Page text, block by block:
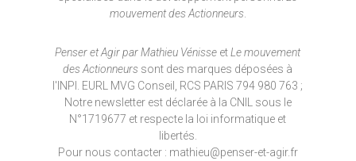
mouvement des Actionneurs.
Penser et Agir par Mathieu Vénisse et Le mouvement
des Actionneurs sont des marques déposées à
l'INPI. EURL MVG Conseil, RCS PARIS 794 980 763 ;
Notre newsletter est déclarée à la CNIL sous le
N°1719677 et respecte la loi informatique et
libertés.
Pour nous contacter : mathieu@penser-et-agir.fr